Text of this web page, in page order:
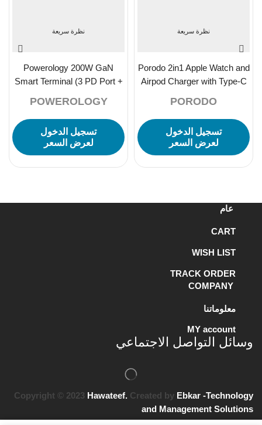
نظرة سريعة
Porodo 2in1 Apple Watch and
Airpod Charger with Type-C
PORODO
تسجيل الدخول
لعرض السعر
نظرة سريعة
Powerology 200W GaN
Smart Terminal (3 PD Port +
POWEROLOGY
تسجيل الدخول
لعرض السعر
عام
CART
WISH LIST
TRACK ORDER
COMPANY
معلوماتنا
MY account
وسائل التواصل الاجتماعي
Copyright © 2023 Hawateef. Created by Ebkar -Technology
and Management Solutions